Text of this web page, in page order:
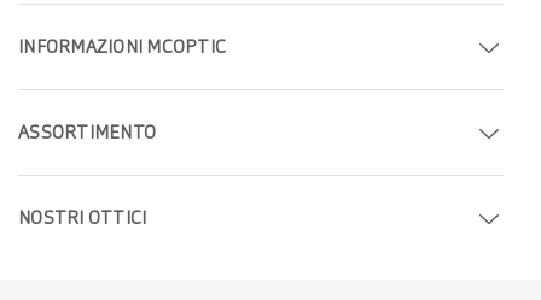
INFORMAZIONI MCOPTIC
Fissa un appuntamento
Trova il tuo negozio
Carriera
ASSORTIMENTO
Occhiali
Occhiali da sole
NOSTRI OTTICI